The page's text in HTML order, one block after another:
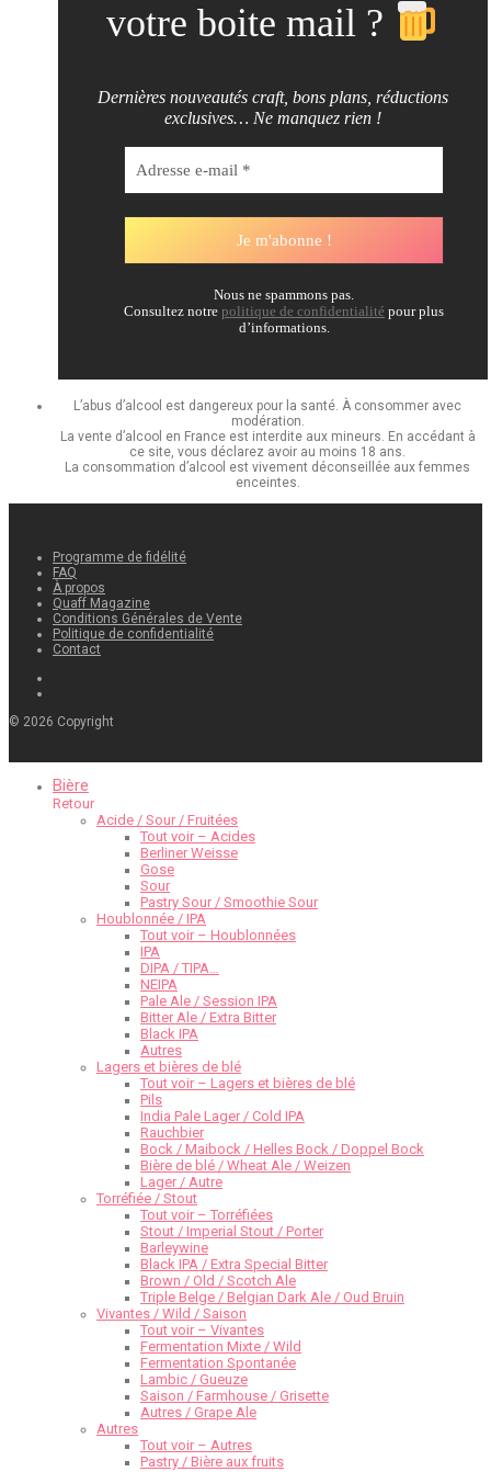
votre boite mail ?
Dernières nouveautés craft, bons plans, réductions
exclusives… Ne manquez rien !
Nous ne spammons pas.
Consultez notre politique de confidentialité pour plus
d’informations.
L’abus d’alcool est dangereux pour la santé. À consommer avec
modération.
La vente d’alcool en France est interdite aux mineurs. En accédant à
ce site, vous déclarez avoir au moins 18 ans.
La consommation d’alcool est vivement déconseillée aux femmes
enceintes.
Programme de fidélité
FAQ
À propos
Quaff Magazine
Conditions Générales de Vente
Politique de confidentialité
Contact
© 2026 Copyright
Bière
Retour
Acide / Sour / Fruitées
Tout voir – Acides
Berliner Weisse
Gose
Sour
Pastry Sour / Smoothie Sour
Houblonnée / IPA
Tout voir – Houblonnées
IPA
DIPA / TIPA…
NEIPA
Pale Ale / Session IPA
Bitter Ale / Extra Bitter
Black IPA
Autres
Lagers et bières de blé
Tout voir – Lagers et bières de blé
Pils
India Pale Lager / Cold IPA
Rauchbier
Bock / Maibock / Helles Bock / Doppel Bock
Bière de blé / Wheat Ale / Weizen
Lager / Autre
Torréfiée / Stout
Tout voir – Torréfiées
Stout / Imperial Stout / Porter
Barleywine
Black IPA / Extra Special Bitter
Brown / Old / Scotch Ale
Triple Belge / Belgian Dark Ale / Oud Bruin
Vivantes / Wild / Saison
Tout voir – Vivantes
Fermentation Mixte / Wild
Fermentation Spontanée
Lambic / Gueuze
Saison / Farmhouse / Grisette
Autres / Grape Ale
Autres
Tout voir – Autres
Pastry / Bière aux fruits